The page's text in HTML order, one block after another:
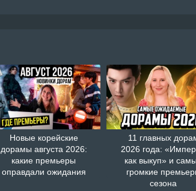
Новые корейские
дорамы августа 2026:
какие премьеры
оправдали ожидания
11 главных
2026 года:
как выкуп» и
громкие
сезона